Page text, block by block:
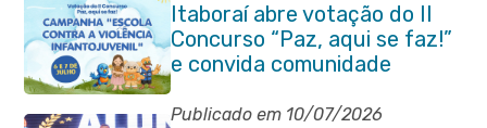
Itaboraí abre votação do II
Concurso “Paz, aqui se faz!”
e convida comunidade
Publicado em 10/07/2026